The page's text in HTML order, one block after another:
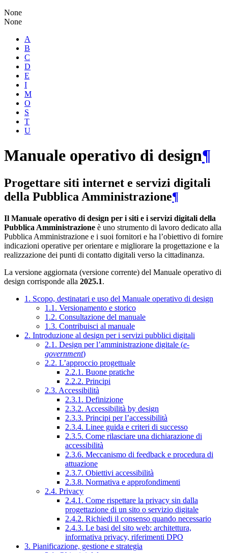
None
None
A
B
C
D
E
I
M
O
S
T
U
Manuale operativo di design¶
Progettare siti internet e servizi digitali
della Pubblica Amministrazione¶
Il Manuale operativo di design per i siti e i servizi digitali della
Pubblica Amministrazione è uno strumento di lavoro dedicato alla
Pubblica Amministrazione e i suoi fornitori e ha l’obiettivo di fornire
indicazioni operative per orientare e migliorare la progettazione e la
realizzazione dei punti di contatto digitali verso la cittadinanza.
La versione aggiornata (versione corrente) del Manuale operativo di
design corrisponde alla 2025.1.
1. Scopo, destinatari e uso del Manuale operativo di design
1.1. Versionamento e storico
1.2. Consultazione del manuale
1.3. Contribuisci al manuale
2. Introduzione al design per i servizi pubblici digitali
2.1. Design per l’amministrazione digitale (e-
government)
2.2. L’approccio progettuale
2.2.1. Buone pratiche
2.2.2. Principi
2.3. Accessibilità
2.3.1. Definizione
2.3.2. Accessibilità by design
2.3.3. Principi per l’accessibilità
2.3.4. Linee guida e criteri di successo
2.3.5. Come rilasciare una dichiarazione di
accessibilità
2.3.6. Meccanismo di feedback e procedura di
attuazione
2.3.7. Obiettivi accessibilità
2.3.8. Normativa e approfondimenti
2.4. Privacy
2.4.1. Come rispettare la privacy sin dalla
progettazione di un sito o servizio digitale
2.4.2. Richiedi il consenso quando necessario
2.4.3. Le basi del sito web: architettura,
informativa privacy, riferimenti DPO
3. Pianificazione, gestione e strategia